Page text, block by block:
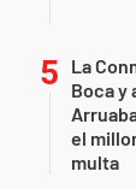
La
Boca y
el
multa